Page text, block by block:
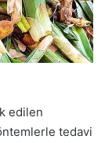
edilen
tedavi